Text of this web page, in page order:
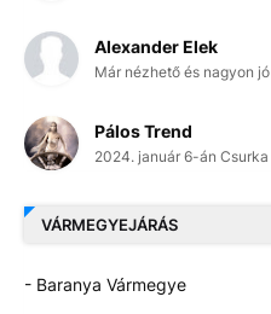
Alexander Elek
Már nézhető és nagyon
Pálos Trend
2024. január 6-án
VÁRMEGYEJÁRÁS
- Baranya Vármegye